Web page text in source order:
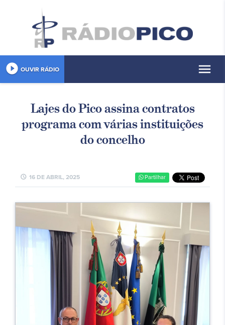
play_circle_filled OUVIR RÁDIO menu
Lajes do Pico assina contratos
programa com várias instituições
do concelho
schedule 16 DE ABRIL, 2025 Partilhar